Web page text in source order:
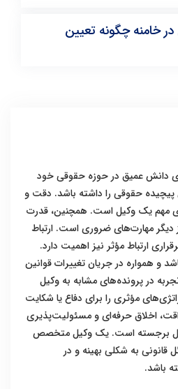
در خامنه چگونه تعیین
دانش عمیق در حوزه حقوقی خود
پیچیده حقوقی را داشته باشد. دقت و
مهم یک وکیل است. همچنین، قدرت
دیگر مهارت‌های ضروری است. ارتباط
ارتباط مؤثر نیز اهمیت دارد.
و همواره در جریان تغییرات قوانین
در پرونده‌های مشابه به وکیل
مؤثری را برای دفاع یا شکایت
اخلاق حرفه‌ای و مسئولیت‌پذیری
برجسته است. یک وکیل متخصص
قانونی به شکلی بهینه و در
باشد.